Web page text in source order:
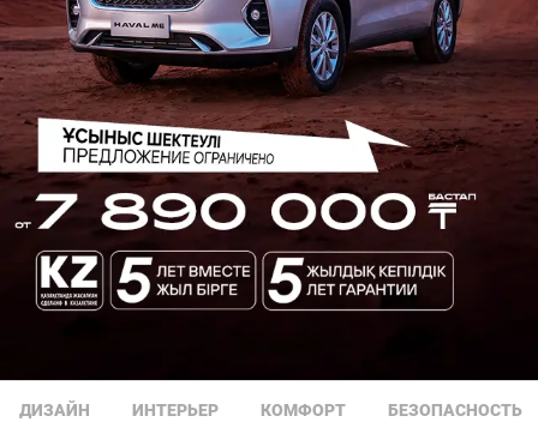
ДИЗАЙН ИНТЕРЬЕР КОМФОРТ БЕЗОПАСНОСТЬ